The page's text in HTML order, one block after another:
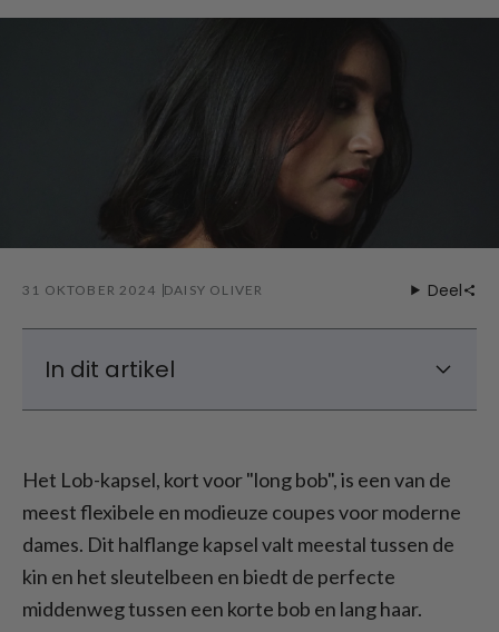
31 OKTOBER 2024 DAISY OLIVER Deel
In dit artikel
populaire looks om te proberen
Lob kapsel: Styling tips voor Lob kapsels
Het Lob-kapsel, kort voor "long bob", is een van de
meest flexibele en modieuze coupes voor moderne
dames. Dit halflange kapsel valt meestal tussen de
kin en het sleutelbeen en biedt de perfecte
middenweg tussen een korte bob en lang haar.